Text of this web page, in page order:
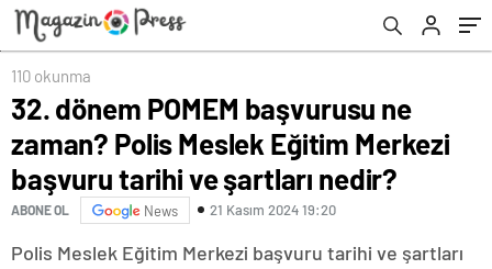
şartları nedir?
110 okunma
32. dönem POMEM başvurusu ne
zaman? Polis Meslek Eğitim Merkezi
başvuru tarihi ve şartları nedir?
ABONE OL News 21 Kasım 2024 19:20
Polis Meslek Eğitim Merkezi başvuru tarihi ve şartları